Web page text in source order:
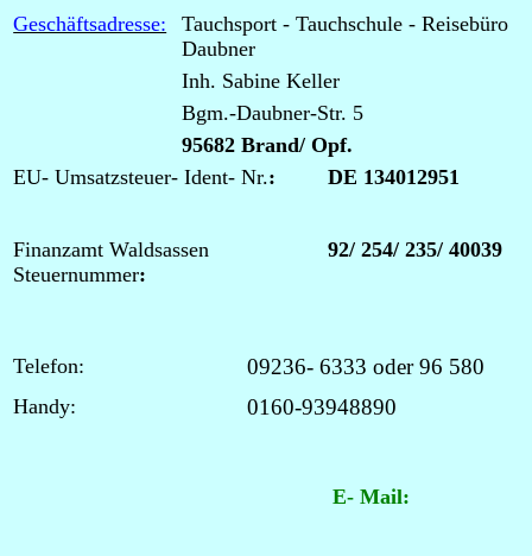
Geschäftsadresse:
Tauchsport - Tauchschule - Reisebüro
Daubner
Inh. Sabine Keller
Bgm.-Daubner-Str. 5
95682 Brand/ Opf.
EU- Umsatzsteuer- Ident- Nr.: DE 134012951
Finanzamt Waldsassen
Steuernummer:
92/ 254/ 235/ 40039
Telefon: 09236- 6333 oder 96 580
Handy: 0160-93948890
E- Mail: